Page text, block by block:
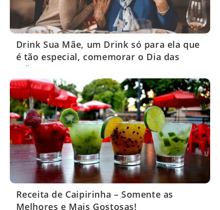
Drink Sua Mãe, um Drink só para ela que
é tão especial, comemorar o Dia das
Mães!
Receita de Caipirinha – Somente as
Melhores e Mais Gostosas!